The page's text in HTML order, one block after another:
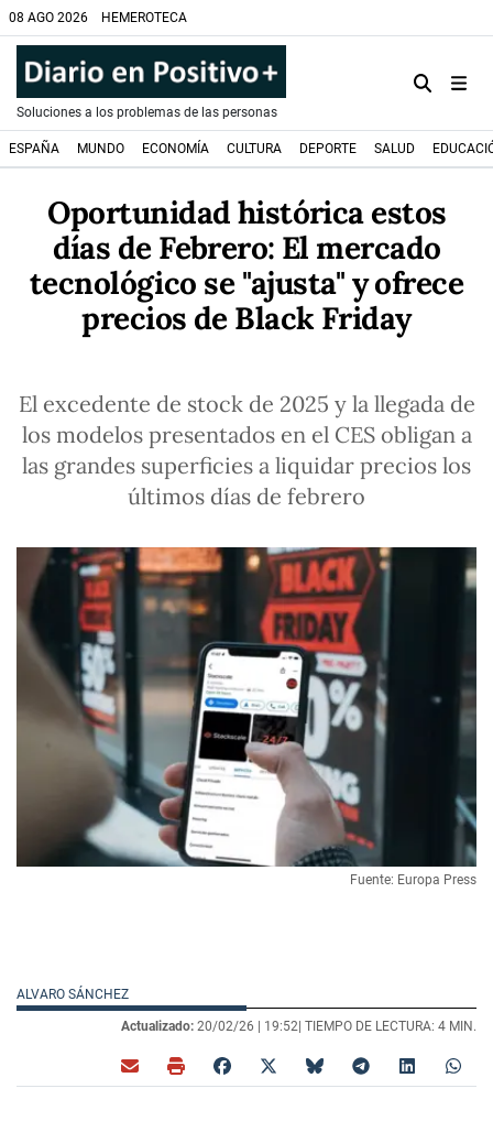
08 AGO 2026 HEMEROTECA
Soluciones a los problemas de las personas
ESPAÑA MUNDO ECONOMÍA CULTURA DEPORTE SALUD
Oportunidad histórica estos
días de Febrero: El mercado
tecnológico se "ajusta" y ofrece
precios de Black Friday
El excedente de stock de 2025 y la llegada de
los modelos presentados en el CES obligan a
las grandes superficies a liquidar precios los
últimos días de febrero
Fuente: Europa Press
ALVARO SÁNCHEZ
Actualizado: 20/02/26 | 19:52 | TIEMPO DE LECTURA: 4 MIN.